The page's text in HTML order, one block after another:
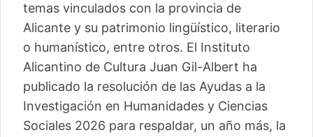
temas vinculados con la provincia de
Alicante y su patrimonio lingüístico, literario
o humanístico, entre otros. El Instituto
Alicantino de Cultura Juan Gil-Albert ha
publicado la resolución de las Ayudas a la
Investigación en Humanidades y Ciencias
Sociales 2026 para respaldar, un año más, la